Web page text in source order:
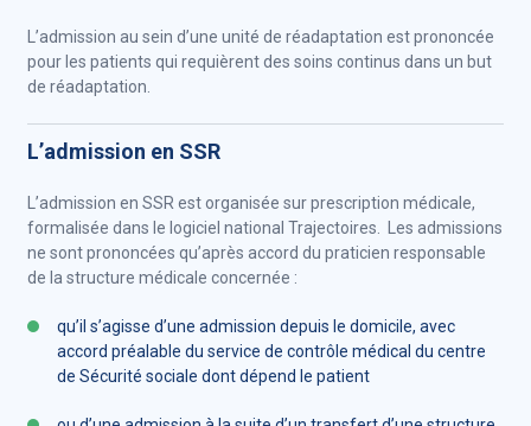
L’admission au sein d’une unité de réadaptation est prononcée
pour les patients qui requièrent des soins continus dans un but
de réadaptation.
L’admission en SSR
L’admission en SSR est organisée sur prescription médicale,
formalisée dans le logiciel national Trajectoires. Les admissions
ne sont prononcées qu’après accord du praticien responsable
de la structure médicale concernée :
qu’il s’agisse d’une admission depuis le domicile, avec
accord préalable du service de contrôle médical du centre
de Sécurité sociale dont dépend le patient